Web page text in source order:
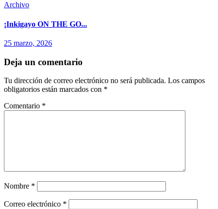
Archivo
¡Inkigayo ON THE GO...
25 marzo, 2026
Deja un comentario
Tu dirección de correo electrónico no será publicada. Los campos
obligatorios están marcados con *
Comentario *
Nombre *
Correo electrónico *